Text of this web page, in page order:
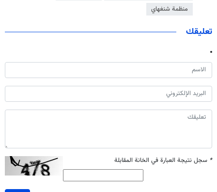
منظمة شنغهاي
تعليقك
* سجل نتيجة العبارة في الخانة المقابلة